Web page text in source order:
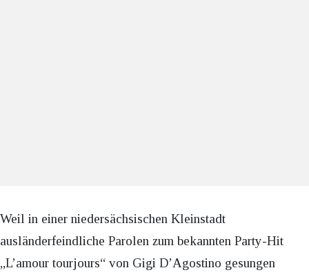
Weil in einer niedersächsischen Kleinstadt
ausländerfeindliche Parolen zum bekannten Party-Hit
„L’amour tourjours“ von Gigi D’Agostino gesungen